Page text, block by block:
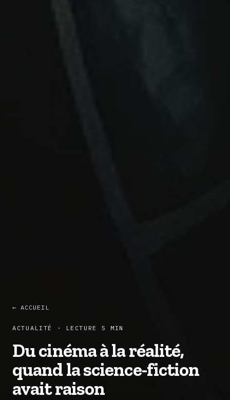
← ACCUEIL
ACTUALITÉ · LECTURE 5 MIN
Du cinéma à la réalité,
quand la science-fiction
avait raison